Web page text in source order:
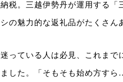
納税。三越伊勢丹が運用する「
シの魅力的な返礼品がたくさん
迷っている人は必見、これまで
ました。「そもそも始め方す